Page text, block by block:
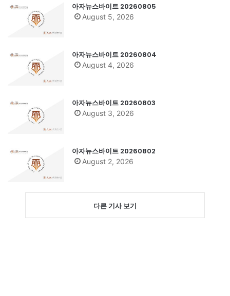
아자뉴스바이트 20260805
August 5, 2026
아자뉴스바이트 20260804
August 4, 2026
아자뉴스바이트 20260803
August 3, 2026
아자뉴스바이트 20260802
August 2, 2026
다른 기사 보기